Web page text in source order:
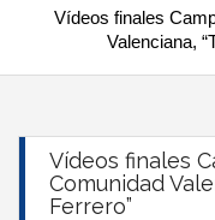
Vídeos finales
Valenciana,
Vídeos finales
Comunidad
Ferrero”